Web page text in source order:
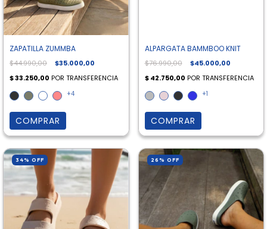
ZAPATILLA ZUMMBA
$44.990,00 $35.000,00
+4
COMPRAR
ALPARGATA BAMMBOO KNIT
$76.990,00 $45.000,00
+1
COMPRAR
34% OFF 26 % OFF